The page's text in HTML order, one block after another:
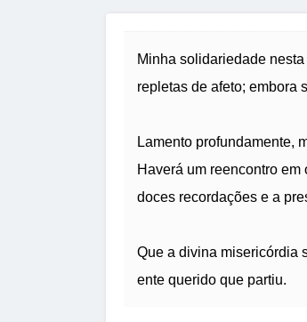
Minha solidariedade
repletas de afeto; embora
Lamento profundamente,
Haverá um reencontro
doces recordações e a
Que a divina misericórdia
ente querido que partiu.